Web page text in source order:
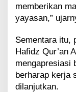
memberikan
yayasan,”
Sementara itu,
Hafidz Qur’an
mengapresiasi
berharap kerja
dilanjutkan.